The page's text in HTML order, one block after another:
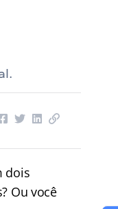
dois
Ou você